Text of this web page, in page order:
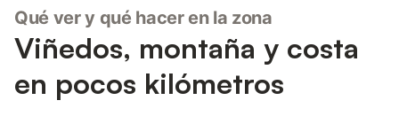
Qué ver y qué hacer en la zona
Viñedos, montaña y costa
en pocos kilómetros